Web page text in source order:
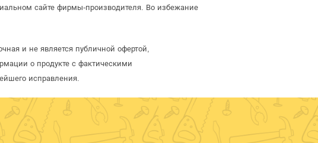
сайте фирмы-производителя. Во избежание
и не является публичной офертой,
о продукте с фактическими
исправления.